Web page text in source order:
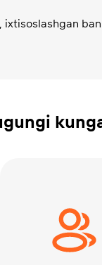
ixtisoslashgan